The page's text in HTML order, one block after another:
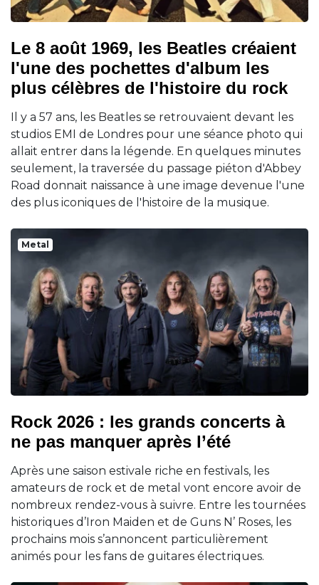
Le 8 août 1969, les Beatles créaient
l'une des pochettes d'album les
plus célèbres de l'histoire du rock
Il y a 57 ans, les Beatles se retrouvaient devant les
studios EMI de Londres pour une séance photo qui
allait entrer dans la légende. En quelques minutes
seulement, la traversée du passage piéton d'Abbey
Road donnait naissance à une image devenue l'une
des plus iconiques de l'histoire de la musique.
Metal
Rock 2026 : les grands concerts à
ne pas manquer après l’été
Après une saison estivale riche en festivals, les
amateurs de rock et de metal vont encore avoir de
nombreux rendez-vous à suivre. Entre les tournées
historiques d’Iron Maiden et de Guns N’ Roses, les
prochains mois s’annoncent particulièrement
animés pour les fans de guitares électriques.